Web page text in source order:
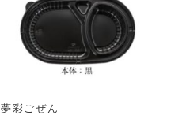
夢彩ごぜん